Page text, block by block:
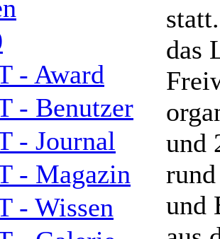
- Award
- Benutzer
- Journal
- Magazin
- Wissen
das
und
und